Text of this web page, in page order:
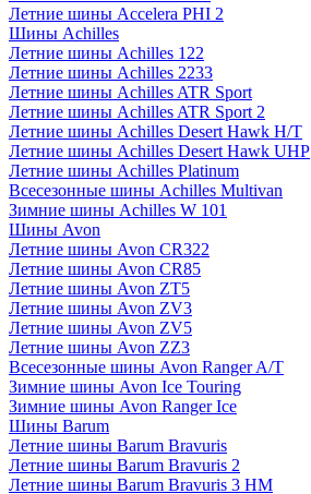
Летние шины Accelera PHI 2
Шины Achilles
Летние шины Achilles 122
Летние шины Achilles 2233
Летние шины Achilles ATR Sport
Летние шины Achilles ATR Sport 2
Летние шины Achilles Desert Hawk H/T
Летние шины Achilles Desert Hawk UHP
Летние шины Achilles Platinum
Всесезонные шины Achilles Multivan
Зимние шины Achilles W 101
Шины Avon
Летние шины Avon CR322
Летние шины Avon CR85
Летние шины Avon ZT5
Летние шины Avon ZV3
Летние шины Avon ZV5
Летние шины Avon ZZ3
Всесезонные шины Avon Ranger A/T
Зимние шины Avon Ice Touring
Зимние шины Avon Ranger Ice
Шины Barum
Летние шины Barum Bravuris
Летние шины Barum Bravuris 2
Летние шины Barum Bravuris 3 HM